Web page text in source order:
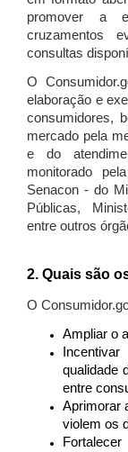
promover a
cruzamentos
consultas
O
elaboração e
consumidores,
mercado pela
e do
monitorado
Senacon - do
Públicas,
entre outros
2. Quais são
O
Ampliar o
qualidade
entre
Aprimorar
violem os